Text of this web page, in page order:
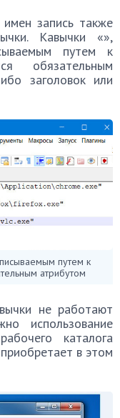
запись также
Кавычки «»,
путем к
обязательным
заголовок или
путем к
атрибутом
не работают
использование
каталога
в этом